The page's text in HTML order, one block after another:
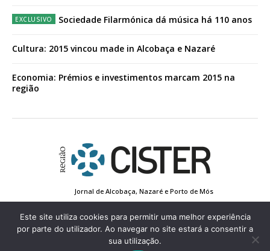
Sociedade Filarmónica dá música há 110 anos
Cultura: 2015 vincou made in Alcobaça e Nazaré
Economia: Prémios e investimentos marcam 2015 na
região
Jornal de Alcobaça, Nazaré e Porto de Mós
Estatuto Editorial
Contactos
Política de Privacidade
Conta de Registo
Edição Impressa
© 2022 Região de Cister - Todos os direitos reservados.
Este site utiliza cookies para permitir uma melhor experiência
por parte do utilizador. Ao navegar no site estará a consentir a
sua utilização.